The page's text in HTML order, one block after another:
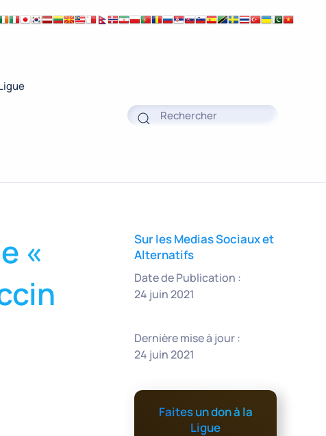
«
Sur les Medias Sociaux et
Alternatifs
Date de Publication :
24 juin 2021
Dernière mise à jour :
24 juin 2021
Faites un don à la
Ligue